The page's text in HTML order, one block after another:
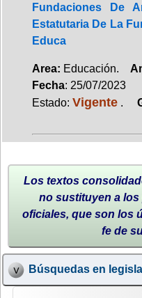
Fundaciones De
Estatutaria De La
Educa
Area: Educación.
Fecha: 25/07/2023
Estado: Vigente .
Los textos
no sustituyen a
oficiales, que son los
fe de
Búsquedas en